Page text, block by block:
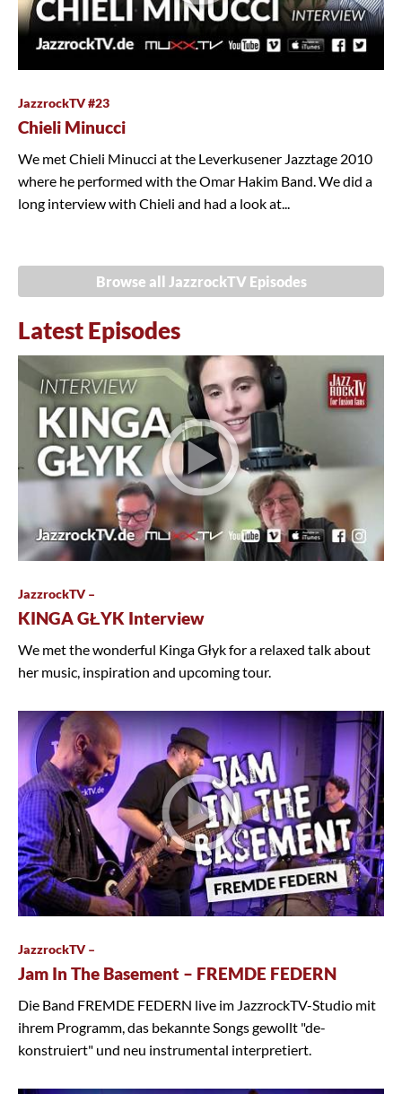
JazzrockTV #23
Chieli Minucci
We met Chieli Minucci at the Leverkusener Jazztage 2010
where he performed with the Omar Hakim Band. We did a
long interview with Chieli and had a look at...
Browse all JazzrockTV Episodes
Latest Episodes
JazzrockTV –
KINGA GŁYK Interview
We met the wonderful Kinga Głyk for a relaxed talk about
her music, inspiration and upcoming tour.
JazzrockTV –
Jam In The Basement – FREMDE FEDERN
Die Band FREMDE FEDERN live im JazzrockTV-Studio mit
ihrem Programm, das bekannte Songs gewollt "de-
konstruiert" und neu instrumental interpretiert.